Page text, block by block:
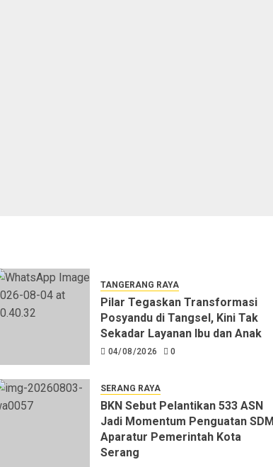
TANGERANG RAYA
Pilar Tegaskan Transformasi
Posyandu di Tangsel, Kini Tak
Sekadar Layanan Ibu dan Anak
04/08/2026 0
SERANG RAYA
BKN Sebut Pelantikan 533 ASN
Jadi Momentum Penguatan SDM
Aparatur Pemerintah Kota
Serang